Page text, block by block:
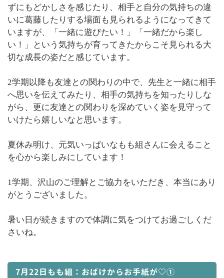
ずにもどかしさを感じたり、相手と自分の気持ちの違
いに葛藤したりする場面も見られるようになってきて
いますが、「一緒に遊びたい！」「一緒だから楽し
い！」という気持ちが育ってきたからこそ見られる大
切な成長の姿だと感じています。
2学期以降も友達との関わりの中で、先生と一緒に相手
へ思いを伝えてみたり、相手の気持ちを知ったりしな
がら、更に友達との関わりを深めていく姿を見守って
いけたら嬉しいなと思います。
夏休み明け、元気いっぱいなもも組さんに会えること
を心から楽しみにしています！
1学期、沢山のご理解とご協力をいただき、本当にあり
がとうございました。
暑い日が続きますので体調に気をつけてお過ごしくだ
さいね。
7月22日もも組：おばけからお手紙が♡①